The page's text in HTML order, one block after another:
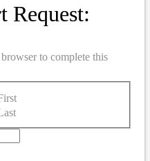
Request:
to complete this